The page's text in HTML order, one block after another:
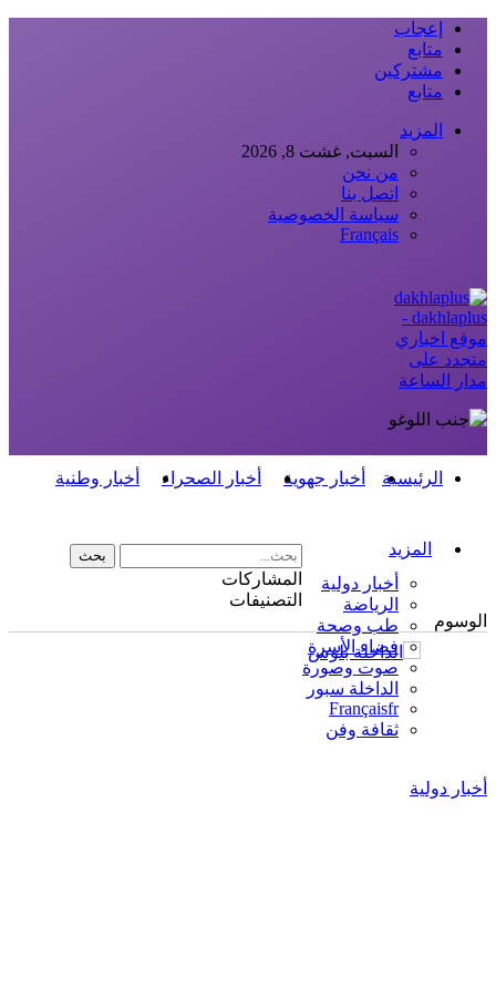
إعجاب
متابع
مشتركين
متابع
المزيد
السبت, غشت 8, 2026
من نحن
اتصل بنا
سياسة الخصوصية
Français
dakhlaplus -
موقع اخباري
متجدد على
مدار الساعة
الرئيسية أخبار جهوية أخبار الصحراء أخبار وطنية
المزيد
أخبار دولية
الرياضة
طب وصحة
فضاء الأسرة
صوت وصورة
الداخلة سبور
Françaisfr
ثقافة وفن
المشاركات
التصنيفات
الوسوم
أخبار دولية